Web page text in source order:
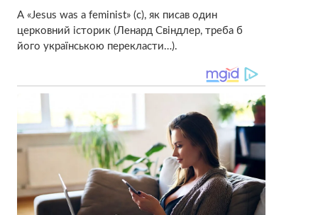
А «Jesus was a feminist» (с), як писав один
церковний історик (Ленард Свіндлер, треба б
його українською перекласти…).